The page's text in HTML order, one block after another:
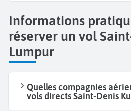
Informations
réserver un vol
Lumpur
Quelles compagnies
vols directs Saint-Denis